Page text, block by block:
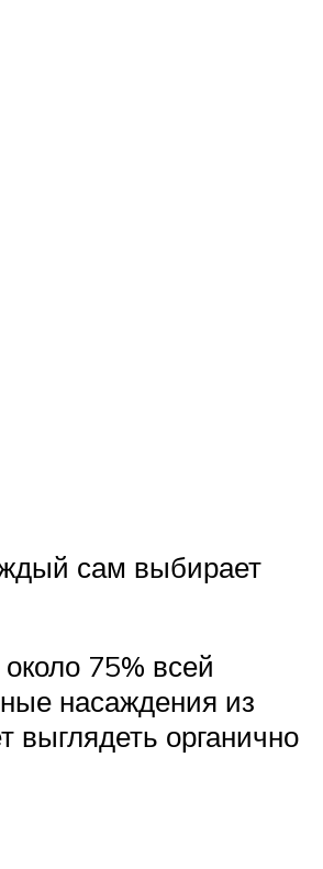
сам выбирает
75% всей
насаждения из
выглядеть органично